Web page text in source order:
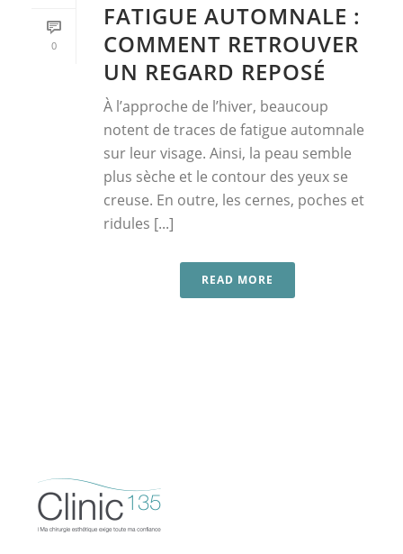
0
FATIGUE AUTOMNALE :
COMMENT RETROUVER
UN REGARD REPOSÉ
À l’approche de l’hiver, beaucoup
notent de traces de fatigue automnale
sur leur visage. Ainsi, la peau semble
plus sèche et le contour des yeux se
creuse. En outre, les cernes, poches et
ridules [...]
READ MORE